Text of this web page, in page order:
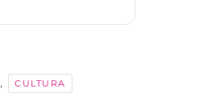
, CULTURA